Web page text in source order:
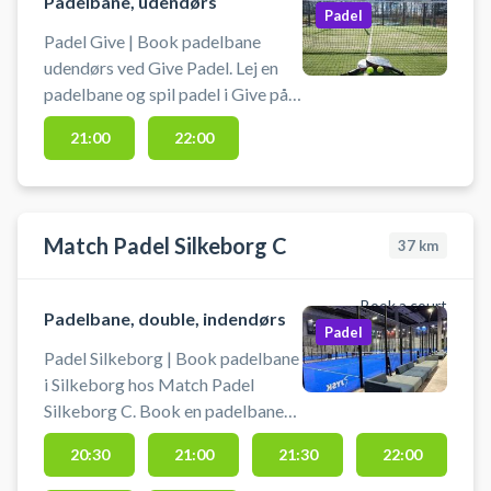
Padel Give | Book padelbane
udendørs ved Give Padel. Lej en
padelbane og spil padel i Give på
en udendørs doublebane. Der skal
selv medbringes bat og bolde.
Gratis parkering ved banen.
Padel
21:00 22:00
Match Padel Silkeborg C 37 km
Book a court
Padelbane, double, indendørs
Padel Silkeborg | Book padelbane
i Silkeborg hos Match Padel
Silkeborg C. Book en padelbane
og spil padel i Silkeborg på en af 7
indendørs doublebaner. Parkering
Padel
20:30 21:00 21:30 22:00